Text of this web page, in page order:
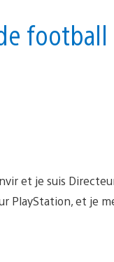
et je suis
PlayStation, et je